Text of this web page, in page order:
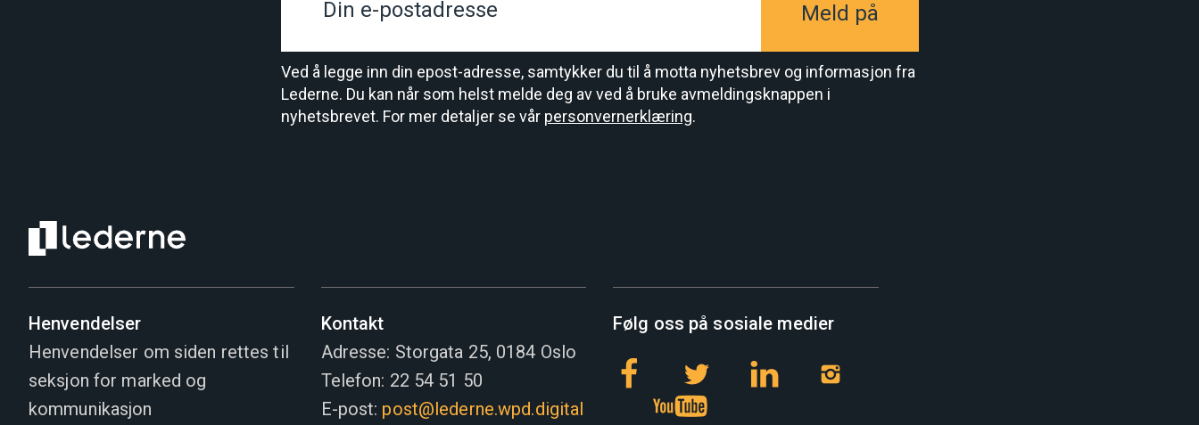
Meld på
Ved å legge inn din epost-adresse, samtykker du til å motta nyhetsbrev og informasjon fra
Lederne. Du kan når som helst melde deg av ved å bruke avmeldingsknappen i
nyhetsbrevet. For mer detaljer se vår personvernerklæring.
Henvendelser
Henvendelser om siden rettes til
seksjon for marked og
kommunikasjon
Kontakt
Adresse: Storgata 25, 0184 Oslo
Telefon: 22 54 51 50
E-post: post@lederne.wpd.digital
Følg oss på sosiale medier